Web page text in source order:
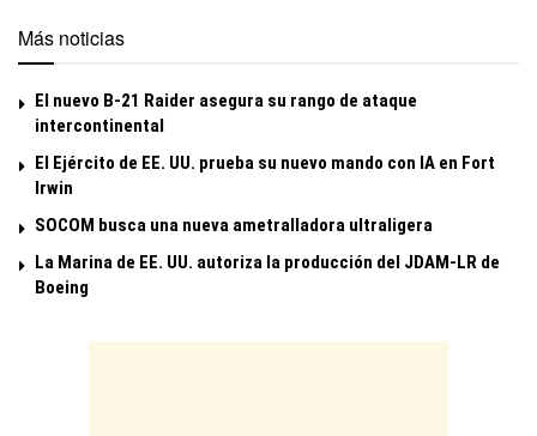
Más noticias
El nuevo B-21 Raider asegura su rango de ataque
intercontinental
El Ejército de EE. UU. prueba su nuevo mando con IA en Fort
Irwin
SOCOM busca una nueva ametralladora ultraligera
La Marina de EE. UU. autoriza la producción del JDAM-LR de
Boeing